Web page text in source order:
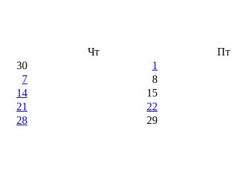
Чт Пт
30 1
7 8
14 15
21 22
28 29